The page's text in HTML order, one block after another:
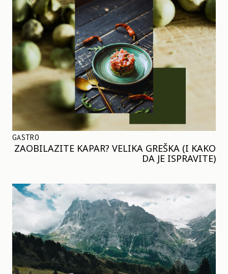
GASTRO
ZAOBILAZITE KAPAR? VELIKA GREŠKA (I KAKO
DA JE ISPRAVITE)